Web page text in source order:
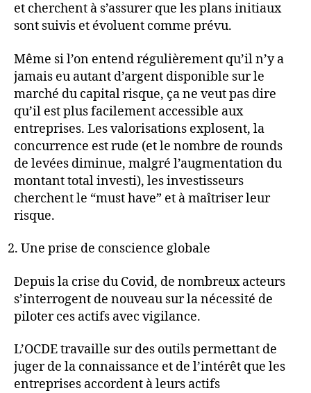
et cherchent à s’assurer que les plans initiaux
sont suivis et évoluent comme prévu.
Même si l’on entend régulièrement qu’il n’y a
jamais eu autant d’argent disponible sur le
marché du capital risque, ça ne veut pas dire
qu’il est plus facilement accessible aux
entreprises. Les valorisations explosent, la
concurrence est rude (et le nombre de rounds
de levées diminue, malgré l’augmentation du
montant total investi), les investisseurs
cherchent le “must have” et à maîtriser leur
risque.
Une prise de conscience globale
Depuis la crise du Covid, de nombreux acteurs
s’interrogent de nouveau sur la nécessité de
piloter ces actifs avec vigilance.
L’OCDE travaille sur des outils permettant de
juger de la connaissance et de l’intérêt que les
entreprises accordent à leurs actifs